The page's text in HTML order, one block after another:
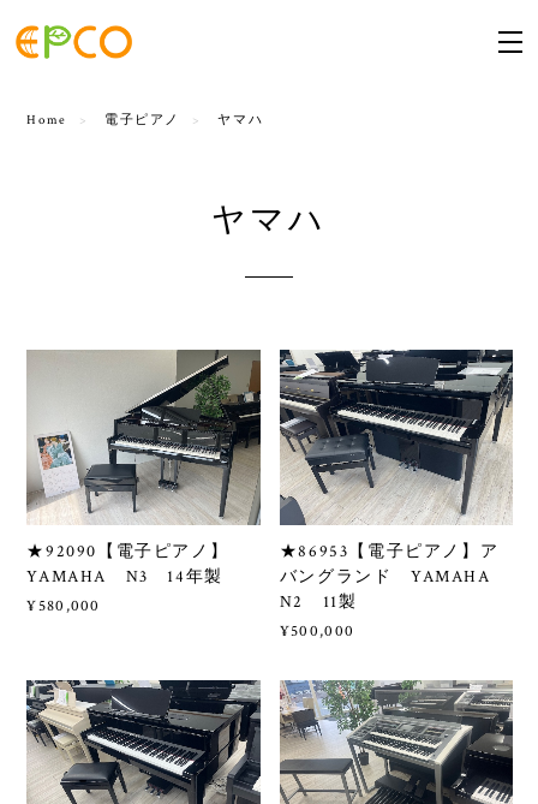
Home 電子ピアノ ヤマハ
ヤマハ
★92090【電子ピアノ】
YAMAHA N3 14年製
¥580,000
★86953【電子ピアノ】ア
バングランド YAMAHA
N2 11製
¥500,000